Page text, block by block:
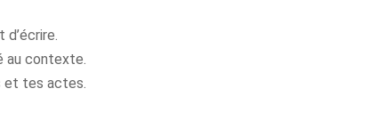
au contexte.
et tes actes.